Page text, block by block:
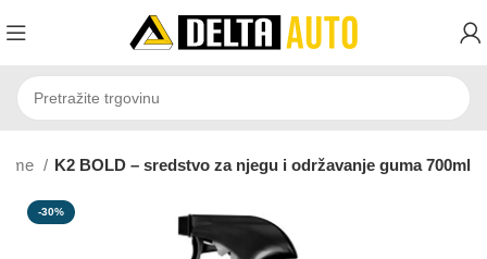
K2 BOLD – sredstvo za njegu i održavanje guma 700ml
-30%